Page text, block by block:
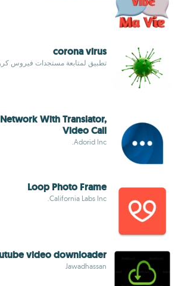
corona virus
تطبيق لمتابعة مستجدات فيروس
With Translator,
Video Call
Adorid Inc.
Loop Photo Frame
California Labs Inc.
video downloader
Jawadhassan